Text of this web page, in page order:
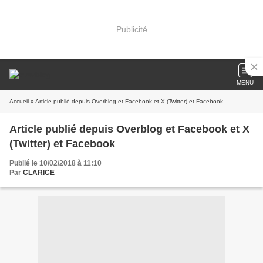
Publicité
MENU
Accueil » Article publié depuis Overblog et Facebook et X (Twitter) et Facebook
Article publié depuis Overblog et Facebook et X
(Twitter) et Facebook
Publié le 10/02/2018 à 11:10
Par CLARICE